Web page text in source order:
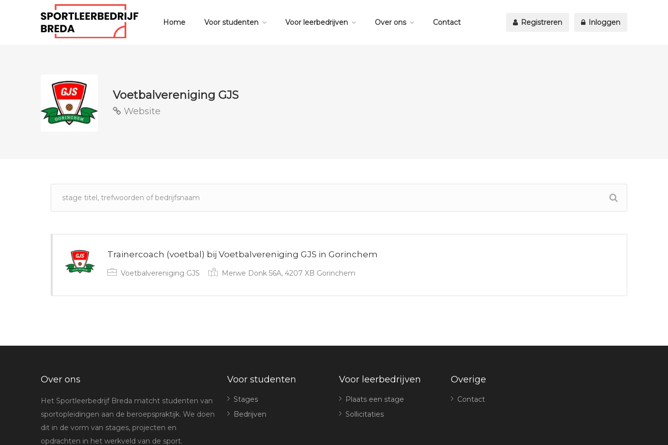
Home Voor studenten Voor leerbedrijven Over ons Contact Registreren Inloggen
Voetbalvereniging GJS
Website
Trainercoach (voetbal) bij Voetbalvereniging GJS in Gorinchem
Voetbalvereniging GJS Merwe Donk 56A, 4207 XB Gorinchem
Over ons
Het Sportleerbedrijf Breda matcht studenten van
sportopleidingen aan de beroepspraktijk. We doen
dit in de vorm van stages, projecten en
opdrachten in het werkveld van de sport.
Voor studenten
Stages
Bedrijven
Voor leerbedrijven
Plaats een stage
Sollicitaties
Overige
Contact